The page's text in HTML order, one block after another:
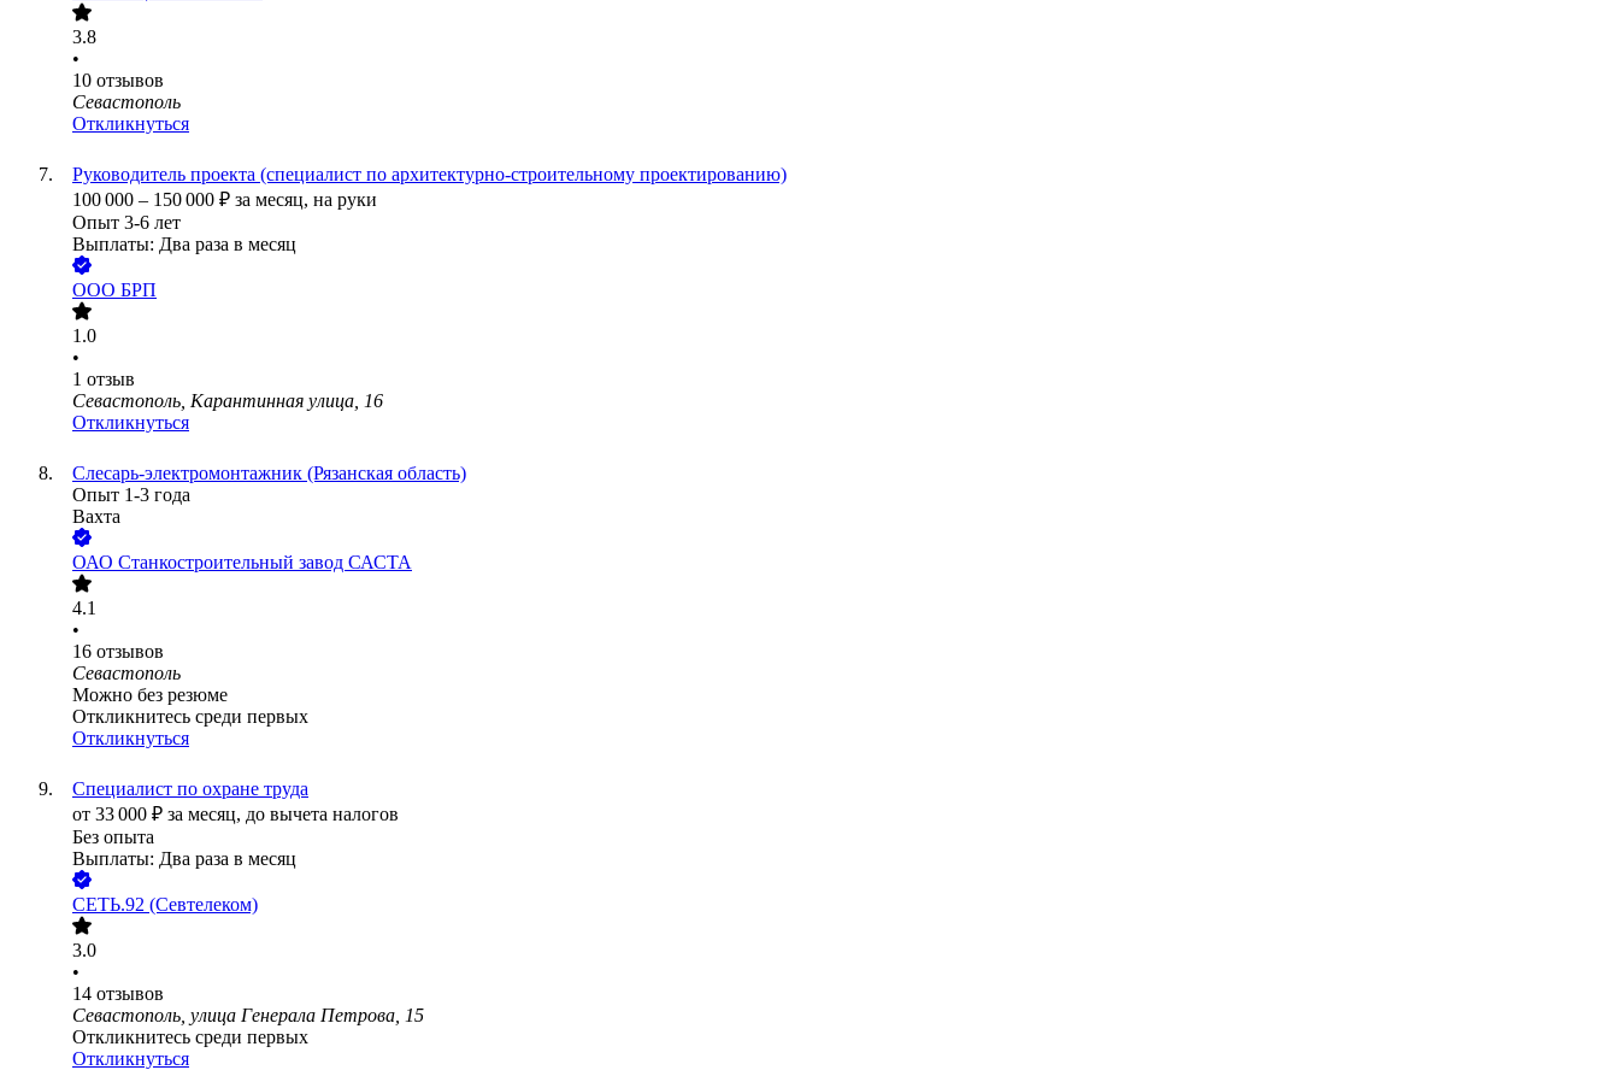
3.8
•
10 отзывов
Севастополь
Откликнуться
Руководитель проекта (специалист по архитектурно-строительному проектированию)
100 000 – 150 000 ₽ за месяц, на руки
Опыт 3-6 лет
Выплаты: Два раза в месяц
ООО БРП
1.0
•
1 отзыв
Севастополь, Карантинная улица, 16
Откликнуться
Слесарь-электромонтажник (Рязанская область)
Опыт 1-3 года
Вахта
ОАО Станкостроительный завод САСТА
4.1
•
16 отзывов
Севастополь
Можно без резюме
Откликнитесь среди первых
Откликнуться
Специалист по охране труда
от 33 000 ₽ за месяц, до вычета налогов
Без опыта
Выплаты: Два раза в месяц
СЕТЬ.92 (Севтелеком)
3.0
•
14 отзывов
Севастополь, улица Генерала Петрова, 15
Откликнитесь среди первых
Откликнуться